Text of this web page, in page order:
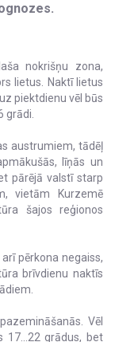
nokrišņu zona,
lietus. Naktī lietus
piektdienu vēl būs
grādi.
austrumiem, tādēļ
līņās un
pārējā valstī starp
vietām Kurzemē
šajos reģionos
pērkona negaiss,
brīvdienu naktīs
Vēl
17...22 grādus, bet